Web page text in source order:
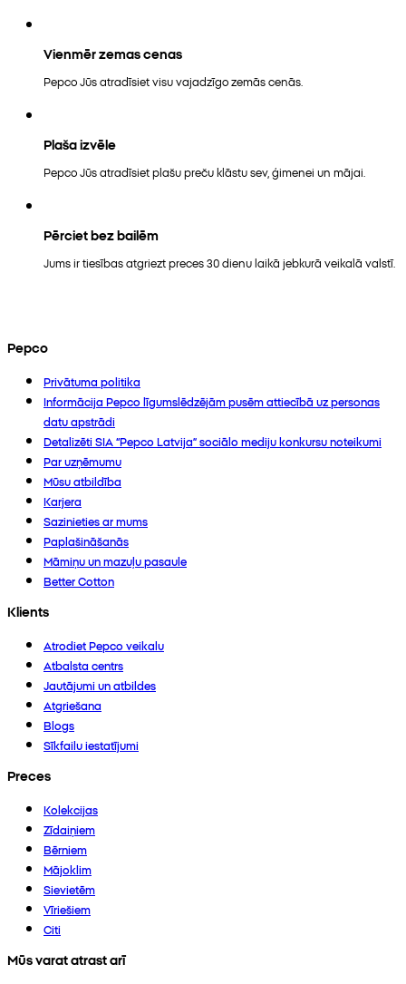
Vienmēr zemas cenas
Pepco Jūs atradīsiet visu vajadzīgo zemās cenās.
Plaša izvēle
Pepco Jūs atradīsiet plašu preču klāstu sev, ģimenei un mājai.
Pērciet bez bailēm
Jums ir tiesības atgriezt preces 30 dienu laikā jebkurā veikalā valstī.
Pepco
Privātuma politika
Informācija Pepco līgumslēdzējām pusēm attiecībā uz personas
datu apstrādi
Detalizēti SIA “Pepco Latvija” sociālo mediju konkursu noteikumi
Par uzņēmumu
Mūsu atbildība
Karjera
Sazinieties ar mums
Paplašināšanās
Māmiņu un mazuļu pasaule
Better Cotton
Klients
Atrodiet Pepco veikalu
Atbalsta centrs
Jautājumi un atbildes
Atgriešana
Blogs
Sīkfailu iestatījumi
Preces
Kolekcijas
Zīdaiņiem
Bērniem
Mājoklim
Sievietēm
Vīriešiem
Citi
Mūs varat atrast arī